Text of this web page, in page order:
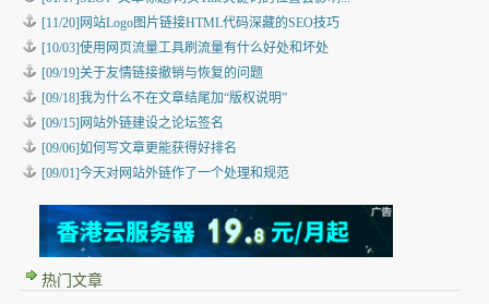
[11/20]网站Logo图片链接HTML代码深藏的SEO技巧
[10/03]使用网页流量工具刷流量有什么好处和坏处
[09/19]关于友情链接撤销与恢复的问题
[09/18]我为什么不在文章结尾加“版权说明”
[09/15]网站外链建设之论坛签名
[09/06]如何写文章更能获得好排名
[09/01]今天对网站外链作了一个处理和规范
热门文章